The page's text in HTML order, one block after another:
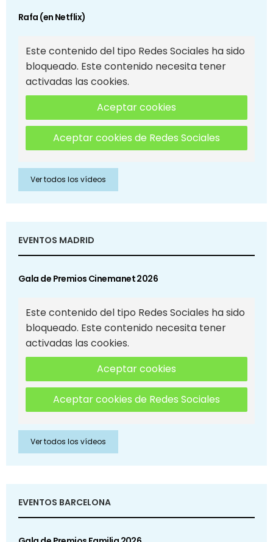
Rafa (en Netflix)
Este contenido del tipo Redes Sociales ha sido
bloqueado. Este contenido necesita tener
activadas las cookies.
Aceptar cookies
Aceptar cookies de Redes Sociales
Ver todos los vídeos
EVENTOS MADRID
Gala de Premios Cinemanet 2026
Este contenido del tipo Redes Sociales ha sido
bloqueado. Este contenido necesita tener
activadas las cookies.
Aceptar cookies
Aceptar cookies de Redes Sociales
Ver todos los vídeos
EVENTOS BARCELONA